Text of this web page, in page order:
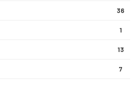
36
1
13
7